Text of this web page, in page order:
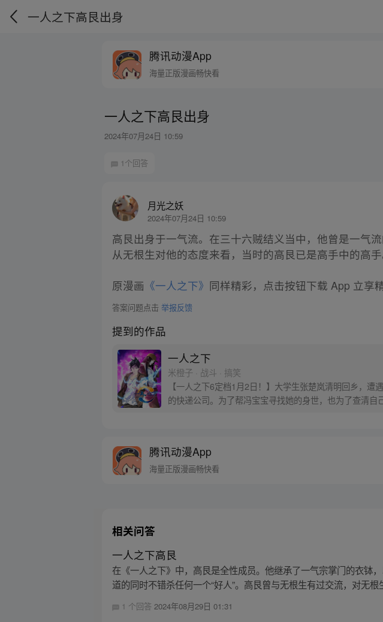
一人之下高艮出身
腾讯动漫App
海量正版漫画畅快看
一人之下高艮出身
2024年07月24日 10:59
1个回答
月光之妖
2024年07月24日 10:59
高艮出身于一气流。在三十六贼结义当中，他曾是一气
从无根生对他的态度来看，当时的高艮已是高手中的高
原漫画 《一人之下》 同样精彩，点击按钮下载 App 立享
答案问题点击举报反馈
提到的作品
一人之下
米橙子 · 战斗 · 搞笑
【一人之下6定档1月2日！】大学生张楚岚清明回乡，
的快递公司。为了帮冯宝宝寻找她的身世，也为了查清自
腾讯动漫App
海量正版漫画畅快看
相关问答
一人之下高艮
在《一人之下》中，高艮是全性成员。他继承了一气宗掌门的衣钵
道的同时不错杀任何一个“好人”。高艮曾与无根生有过交流，对无根
1 个回答2024年08月29日 01:31